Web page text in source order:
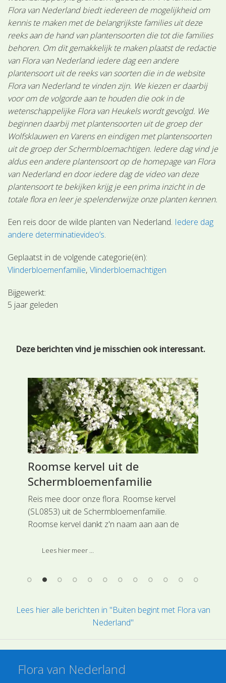
Flora van Nederland biedt iedereen de mogelijkheid om
kennis te maken met de belangrijkste families uit deze
reeks aan de hand van plantensoorten die tot die families
behoren. Om dit gemakkelijk te maken plaatst de redactie
van Flora van Nederland iedere dag een andere
plantensoort uit de reeks van soorten die in de website
Flora van Nederland te vinden zijn. We kiezen er daarbij
voor om de volgorde aan te houden die ook in de
wetenschappelijke Flora van Heukels wordt gevolgd. We
beginnen daarbij met plantensoorten uit de groep der
Wolfsklauwen en Varens en eindigen met plantensoorten
uit de groep der Schermbloemachtigen. Iedere dag vind je
aldus een andere plantensoort op de homepage van Flora
van Nederland en door iedere dag de video van deze
plantensoort te bekijken krijg je een prima inzicht in de
totale flora en leer je spelenderwijze onze planten kennen.
Een reis door de wilde planten van Nederland. Iedere dag
andere determinatievideo’s.
Geplaatst in de volgende categorie(ën):
Vlinderbloemenfamilie Vlinderbloemachtigen
Bijgewerkt:
5 jaar geleden
Deze berichten vind je misschien ook interessant.
Roomse kervel uit de
Schermbloemenfamilie
Reis mee door onze flora. Roomse kervel
(SL0853) uit de Schermbloemenfamilie.
Roomse kervel dankt z'n naam aan aan de
Bijbelse mirre.
Lees hier meer ...
Lees hier alle berichten in "Buiten begint met Flora van
Nederland"
Flora van Nederland